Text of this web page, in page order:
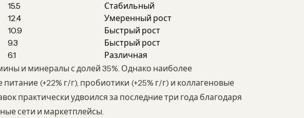
15.5
Стабильный
12.4
Умеренный рост
10.9
Быстрый рост
9.3
Быстрый рост
6.1
Различная
и минералы с долей 35%. Однако наиболее
(+22% г/г), пробиотики (+25% г/г) и коллагеновые
практически удвоился за последние три года благодаря
сети и маркетплейсы.